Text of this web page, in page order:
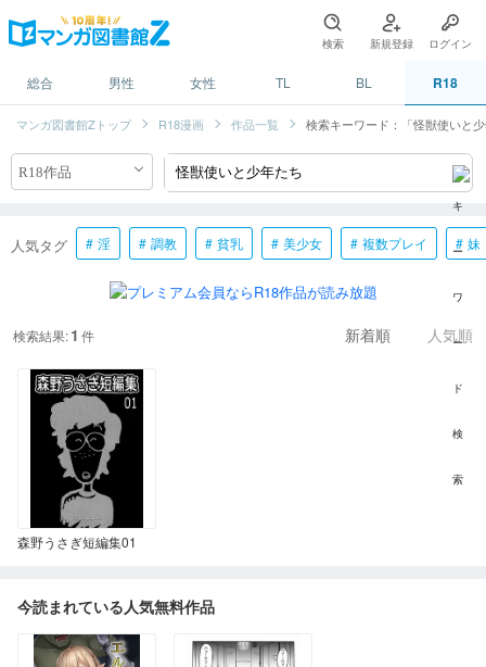
検索 新規登録 ログイン
総合 男性 女性 TL BL R18
マンガ図書館Zトップ R18漫画 作品一覧 検索キーワード：「怪獣使いと
人気タグ 淫 調教 貧乳 美少女 複数プレイ 妹
検索結果:1 件 新着順 人気順
森野うさぎ短編集01
今読まれている人気無料作品